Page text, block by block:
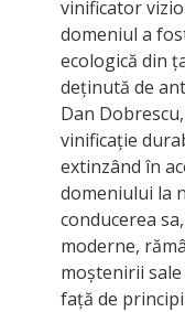
vinificator
domeniul a
ecologică din
deținută de
Dan
vinificație
extinzând în
domeniului la
conducerea
moderne,
moștenirii
față de